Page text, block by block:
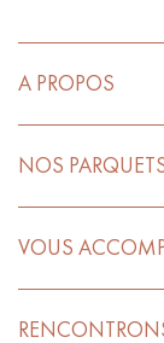
A PROPOS
NOS
VOUS